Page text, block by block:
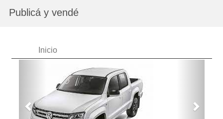
Publicá y vendé
Inicio
Previous Next